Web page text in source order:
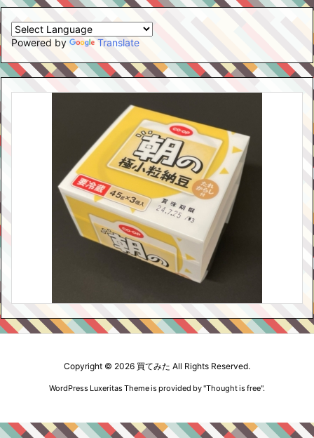
Powered by Translate
Copyright © 2026 買てみた All Rights Reserved.
WordPress Luxeritas Theme is provided by "Thought is free".